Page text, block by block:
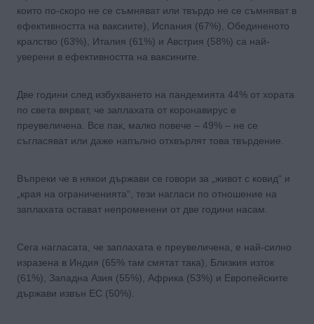
които по-скоро не се съмняват или твърдо не се съмняват в
ефективността на ваксиите), Испания (67%), Обединеното
кралство (63%), Италия (61%) и Австрия (58%) са най-
уверени в ефективността на ваксините.
Две години след избухването на пандемията 44% от хората
по света вярват, че заплахата от коронавирус е
преувеличена. Все пак, малко повече – 49% – не се
съгласяват или даже напълно отхвърлят това твърдение.
Въпреки че в някои държави се говори за „живот с ковид“ и
„края на ограниченията“, тези нагласи по отношение на
заплахата остават непроменени от две години насам.
Сега нагласата, че заплахата е преувеличена, е най-силно
изразена в Индия (65% там смятат така), Близкия изток
(61%), Западна Азия (55%), Африка (53%) и Европейските
държави извън ЕС (50%).